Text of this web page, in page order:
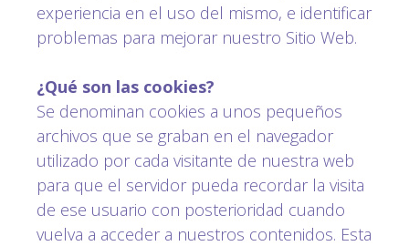
experiencia en el uso del mismo, e identificar
problemas para mejorar nuestro Sitio Web.
¿Qué son las cookies?
Se denominan cookies a unos pequeños
archivos que se graban en el navegador
utilizado por cada visitante de nuestra web
para que el servidor pueda recordar la visita
de ese usuario con posterioridad cuando
vuelva a acceder a nuestros contenidos. Esta